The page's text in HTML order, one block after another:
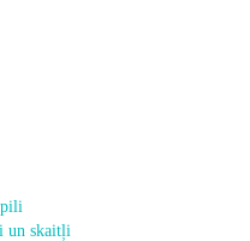
un skaitļi